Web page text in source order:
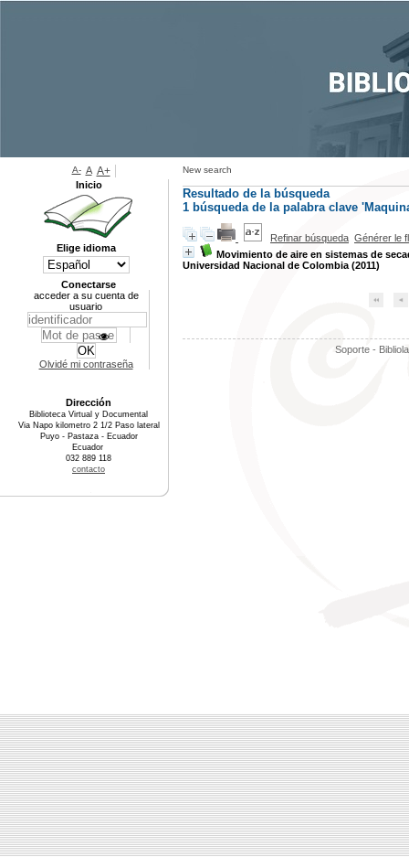
New search
Resultado de la búsqueda
1 búsqueda de la palabra clave
Refinar búsqueda Générer le
Movimiento de aire en sistemas de
Universidad Nacional de Colombia (2011)
Soporte -
A- A A+
Inicio
Elige idioma
Conectarse
acceder a su cuenta de
usuario
Olvidé mi contraseña
Dirección
Biblioteca Virtual y Documental
Via Napo kilometro 2 1/2 Paso lateral
Puyo - Pastaza - Ecuador
Ecuador
032 889 118
contacto